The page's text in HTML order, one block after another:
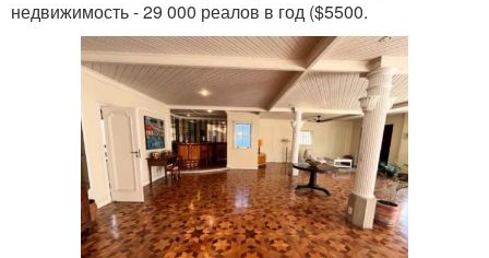
недвижимость - 29 000 реалов в год ($5500.